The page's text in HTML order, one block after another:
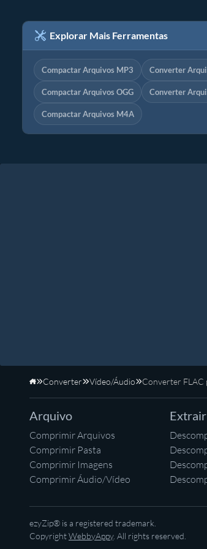
Explorar Mais Ferramentas
Compactar Arquivos MP3 Converter
Compactar Arquivos OGG Converter
Compactar Arquivos M4A
Início
Converter Vídeo/Áudio Converter FLAC
Arquivo
Comprimir Arquivos
Comprimir Pasta
Comprimir Imagens
Comprimir Áudio/Vídeo
Extrair
ezyZip® is a registered trademark.
CopyrightWebbyAppy. All rights reserved.